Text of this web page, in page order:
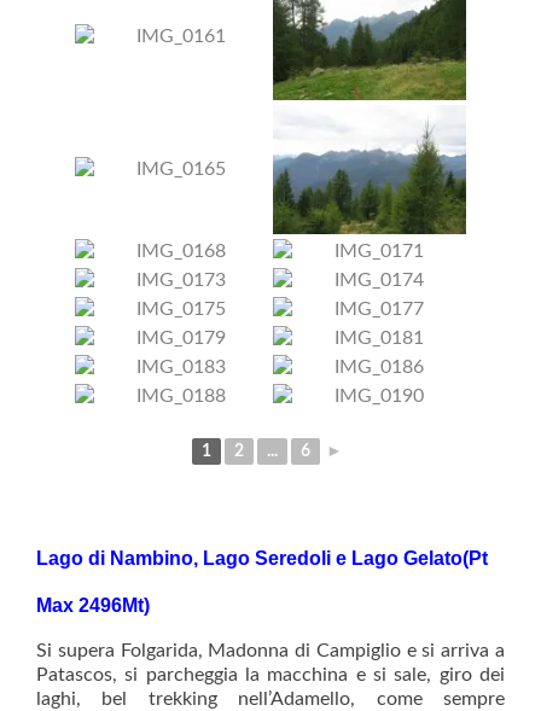
1 2 ... 6 ►
Lago di Nambino, Lago Seredoli e Lago Gelato(Pt
Max 2496Mt)
Si supera Folgarida, Madonna di Campiglio e si arriva a
Patascos, si parcheggia la macchina e si sale, giro dei
laghi, bel trekking nell’Adamello, come sempre